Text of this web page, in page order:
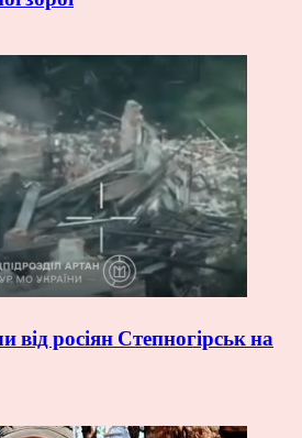
від росіян Степногірськ на